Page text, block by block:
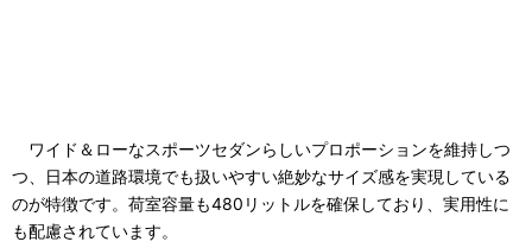
ワイド＆ローなスポーツセダンらしいプロポーションを維持しつ
つ、日本の道路環境でも扱いやすい絶妙なサイズ感を実現している
のが特徴です。荷室容量も480リットルを確保しており、実用性に
も配慮されています。